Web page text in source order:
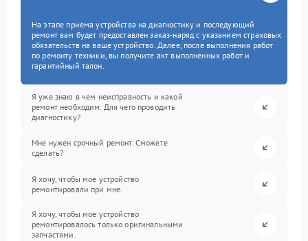
На этапе приема устройства на диагностику и последующий
ремонт вам будет предоставлен заказ-наряд с указанием страховых
обязательств на ваше устройство. Далее, после выполнения работ
по ремонту техники, вы получите акт выполненных работ и
гарантийный талон.
Я уже знаю в чем неисправность и какой
ремонт необходим. Для чего проводить
диагностику?
Мне нужен срочный ремонт. Сможете
сделать?
Я хочу, чтобы мое устройство
ремонтировали при мне.
Я хочу, чтобы мое устройство
ремонтировалось только оригинальными
запчастями.